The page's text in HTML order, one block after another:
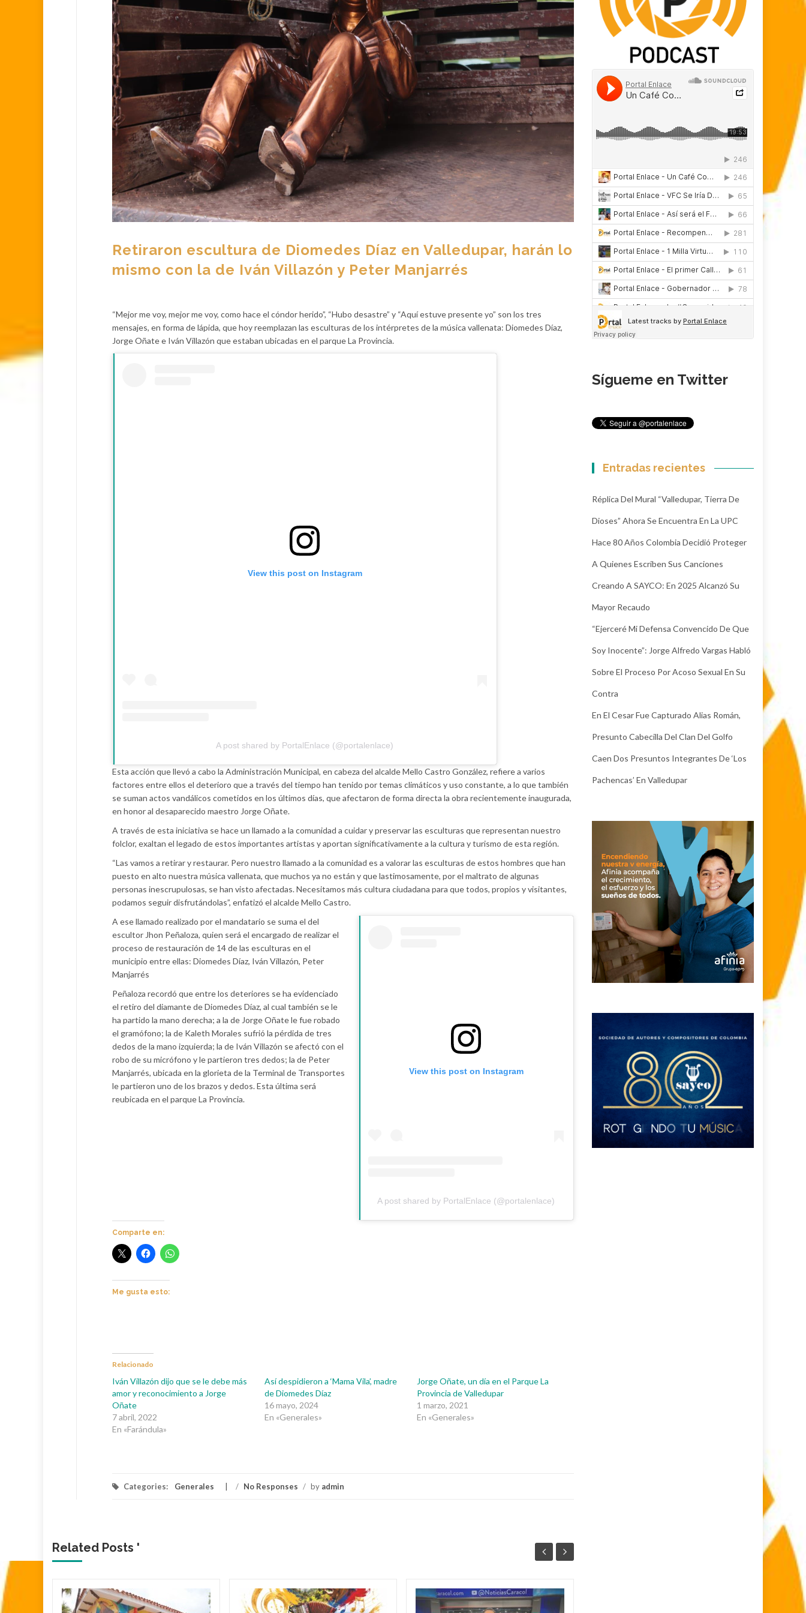
Retiraron escultura de Diomedes Díaz en Valledupar, harán lo
mismo con la de Iván Villazón y Peter Manjarrés
“Mejor me voy, mejor me voy, como hace el cóndor herido”, “Hubo desastre” y “Aquí estuve presente yo” son los tres
mensajes, en forma de lápida, que hoy reemplazan las esculturas de los intérpretes de la música vallenata: Diomedes Díaz,
Jorge Oñate e Iván Villazón que estaban ubicadas en el parque La Provincia.
View this post on Instagram
A post shared by PortalEnlace (@portalenlace)
Esta acción que llevó a cabo la Administración Municipal, en cabeza del alcalde Mello Castro González, refiere a varios
factores entre ellos el deterioro que a través del tiempo han tenido por temas climáticos y uso constante, a lo que también
se suman actos vandálicos cometidos en los últimos días, que afectaron de forma directa la obra recientemente inaugurada,
en honor al desaparecido maestro Jorge Oñate.
A través de esta iniciativa se hace un llamado a la comunidad a cuidar y preservar las esculturas que representan nuestro
folclor, exaltan el legado de estos importantes artistas y aportan significativamente a la cultura y turismo de esta región.
“Las vamos a retirar y restaurar. Pero nuestro llamado a la comunidad es a valorar las esculturas de estos hombres que han
puesto en alto nuestra música vallenata, que muchos ya no están y que lastimosamente, por el maltrato de algunas
personas inescrupulosas, se han visto afectadas. Necesitamos más cultura ciudadana para que todos, propios y visitantes,
podamos seguir disfrutándolas”, enfatizó el alcalde Mello Castro.
View this post on Instagram
A post shared by PortalEnlace (@portalenlace)
A ese llamado realizado por el mandatario se suma el del
escultor Jhon Peñaloza, quien será el encargado de realizar el
proceso de restauración de 14 de las esculturas en el
municipio entre ellas: Diomedes Díaz, Iván Villazón, Peter
Manjarrés
Peñaloza recordó que entre los deteriores se ha evidenciado
el retiro del diamante de Diomedes Díaz, al cual también se le
ha partido la mano derecha; a la de Jorge Oñate le fue robado
el gramófono; la de Kaleth Morales sufrió la pérdida de tres
dedos de la mano izquierda; la de Iván Villazón se afectó con el
robo de su micrófono y le partieron tres dedos; la de Peter
Manjarrés, ubicada en la glorieta de la Terminal de Transportes
le partieron uno de los brazos y dedos. Esta última será
reubicada en el parque La Provincia.
Comparte en:
Me gusta esto:
Relacionado
Iván Villazón dijo que se le debe más
amor y reconocimiento a Jorge
Oñate
7 abril, 2022
En «Farándula»
Así despidieron a ‘Mama Vila’, madre
de Diomedes Díaz
16 mayo, 2024
En «Generales»
Jorge Oñate, un día en el Parque La
Provincia de Valledupar
1 marzo, 2021
En «Generales»
Categories: Generales / No Responses / by admin
Related Posts '
Sígueme en Twitter
Entradas recientes
Réplica Del Mural “Valledupar, Tierra De
Dioses” Ahora Se Encuentra En La UPC
Hace 80 Años Colombia Decidió Proteger
A Quienes Escriben Sus Canciones
Creando A SAYCO: En 2025 Alcanzó Su
Mayor Recaudo
“Ejerceré Mi Defensa Convencido De Que
Soy Inocente”: Jorge Alfredo Vargas Habló
Sobre El Proceso Por Acoso Sexual En Su
Contra
En El Cesar Fue Capturado Alias Román,
Presunto Cabecilla Del Clan Del Golfo
Caen Dos Presuntos Integrantes De ‘Los
Pachencas’ En Valledupar